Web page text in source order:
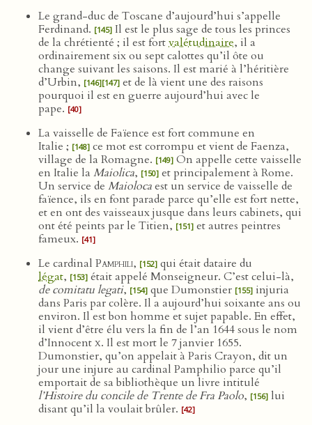
Le grand-duc de Toscane d’aujourd’hui s’appelle
Ferdinand. [145] Il est le plus sage de tous les princes
de la chrétienté ; il est fortvalétudinaire, il a
ordinairement six ou sept calottes qu’il ôte ou
change suivant les saisons. Il est marié à l’héritière
d’Urbin, [146][147] et de là vient une des raisons
pourquoi il est en guerre aujourd’hui avec le
pape. [40]
La vaisselle de Faïence est fort commune en
Italie ; [148] ce mot est corrompu et vient de Faenza,
village de la Romagne. [149] On appelle cette vaisselle
en Italie la Maiolica, [150] et principalement à Rome.
Un service de Maiolocaest un service de vaisselle de
faïence, ils en font parade parce qu’elle est fort nette,
et en ont des vaisseaux jusque dans leurs cabinets, qui
ont été peints par le Titien, [151] et autres peintres
fameux. [41]
Le cardinal Pamphili, [152] qui était dataire du
légat, [153] était appelé Monseigneur. C’est celui-là,
de comitatu legati, [154] que Dumonstier [155] injuria
dans Paris par colère. Il a aujourd’hui soixante ans ou
environ. Il est bon homme et sujet papable. En effet,
il vient d’être élu vers la fin de l’an 1644 sous le nom
d’Innocentx. Il est mort le 7 janvier 1655.
Dumonstier, qu’on appelait à Paris Crayon, dit un
jour une injure au cardinal Pamphilio parce qu’il
emportait de sa bibliothèque un livre intitulé
l’Histoire du concile de Trente de Fra Paolo, [156] lui
disant qu’il la voulait brûler. [42]